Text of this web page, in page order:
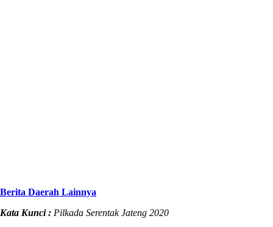
Berita Daerah Lainnya
Kata Kunci : Pilkada Serentak Jateng 2020